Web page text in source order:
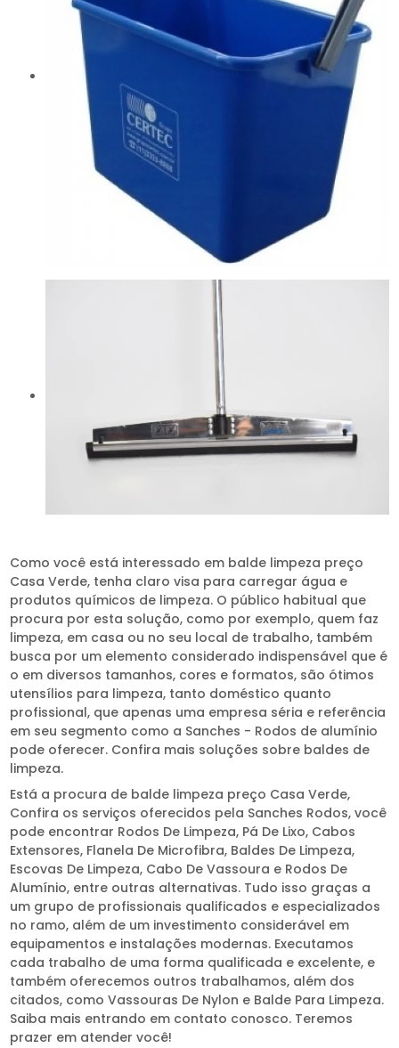
Como você está interessado em balde limpeza preço
Casa Verde, tenha claro visa para carregar água e
produtos químicos de limpeza. O público habitual que
procura por esta solução, como por exemplo, quem faz
limpeza, em casa ou no seu local de trabalho, também
busca por um elemento considerado indispensável que é
o em diversos tamanhos, cores e formatos, são ótimos
utensílios para limpeza, tanto doméstico quanto
profissional, que apenas uma empresa séria e referência
em seu segmento como a Sanches - Rodos de alumínio
pode oferecer. Confira mais soluções sobre baldes de
limpeza.
Está a procura de balde limpeza preço Casa Verde,
Confira os serviços oferecidos pela Sanches Rodos, você
pode encontrar Rodos De Limpeza, Pá De Lixo, Cabos
Extensores, Flanela De Microfibra, Baldes De Limpeza,
Escovas De Limpeza, Cabo De Vassoura e Rodos De
Alumínio, entre outras alternativas. Tudo isso graças a
um grupo de profissionais qualificados e especializados
no ramo, além de um investimento considerável em
equipamentos e instalações modernas. Executamos
cada trabalho de uma forma qualificada e excelente, e
também oferecemos outros trabalhamos, além dos
citados, como Vassouras De Nylon e Balde Para Limpeza.
Saiba mais entrando em contato conosco. Teremos
prazer em atender você!